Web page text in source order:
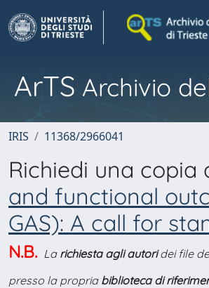
ArTS Archivio
IRIS 11368/2966041
Richiedi una copia
and functional
GAS): A call for
N.B. La richiesta agli autoridei file
presso la propria biblioteca di